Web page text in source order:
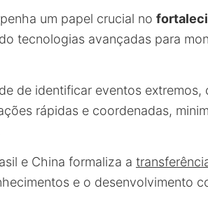
um papel crucial no
tecnologias avançadas para
de identificar eventos
rápidas e coordenadas,
e China formaliza a
e o desenvolvimento